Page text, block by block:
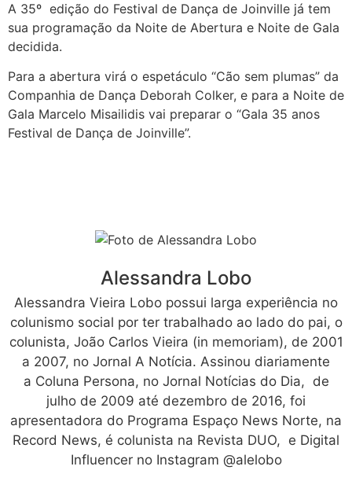
A 35º edição do Festival de Dança de Joinville já tem
sua programação da Noite de Abertura e Noite de Gala
decidida.
Para a abertura virá o espetáculo “Cão sem plumas” da
Companhia de Dança Deborah Colker, e para a Noite de
Gala Marcelo Misailidis vai preparar o “Gala 35 anos
Festival de Dança de Joinville”.
Alessandra Lobo
Alessandra Vieira Lobo possui larga experiência no
colunismo social por ter trabalhado ao lado do pai, o
colunista, João Carlos Vieira (in memoriam), de 2001
a 2007, no Jornal A Notícia. Assinou diariamente
a Coluna Persona, no Jornal Notícias do Dia, de
julho de 2009 até dezembro de 2016, foi
apresentadora do Programa Espaço News Norte, na
Record News, é colunista na Revista DUO, e Digital
Influencer no Instagram @alelobo